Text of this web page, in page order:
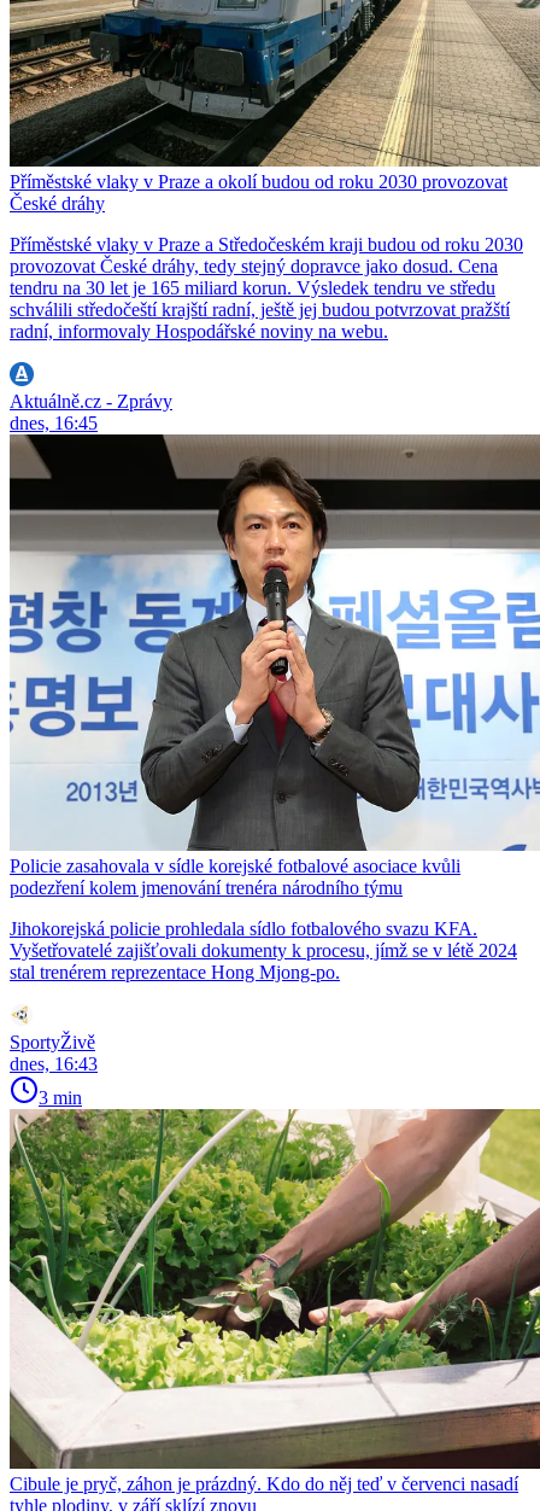
Příměstské vlaky v Praze a okolí budou od roku 2030 provozovat
České dráhy
Příměstské vlaky v Praze a Středočeském kraji budou od roku 2030
provozovat České dráhy, tedy stejný dopravce jako dosud. Cena
tendru na 30 let je 165 miliard korun. Výsledek tendru ve středu
schválili středočeští krajští radní, ještě jej budou potvrzovat pražští
radní, informovaly Hospodářské noviny na webu.
Aktuálně.cz - Zprávy
dnes, 16:45
Policie zasahovala v sídle korejské fotbalové asociace kvůli
podezření kolem jmenování trenéra národního týmu
Jihokorejská policie prohledala sídlo fotbalového svazu KFA.
Vyšetřovatelé zajišťovali dokumenty k procesu, jímž se v létě 2024
stal trenérem reprezentace Hong Mjong-po.
SportyŽivě
dnes, 16:43
3 min
Cibule je pryč, záhon je prázdný. Kdo do něj teď v červenci nasadí
tyhle plodiny, v září sklízí znovu